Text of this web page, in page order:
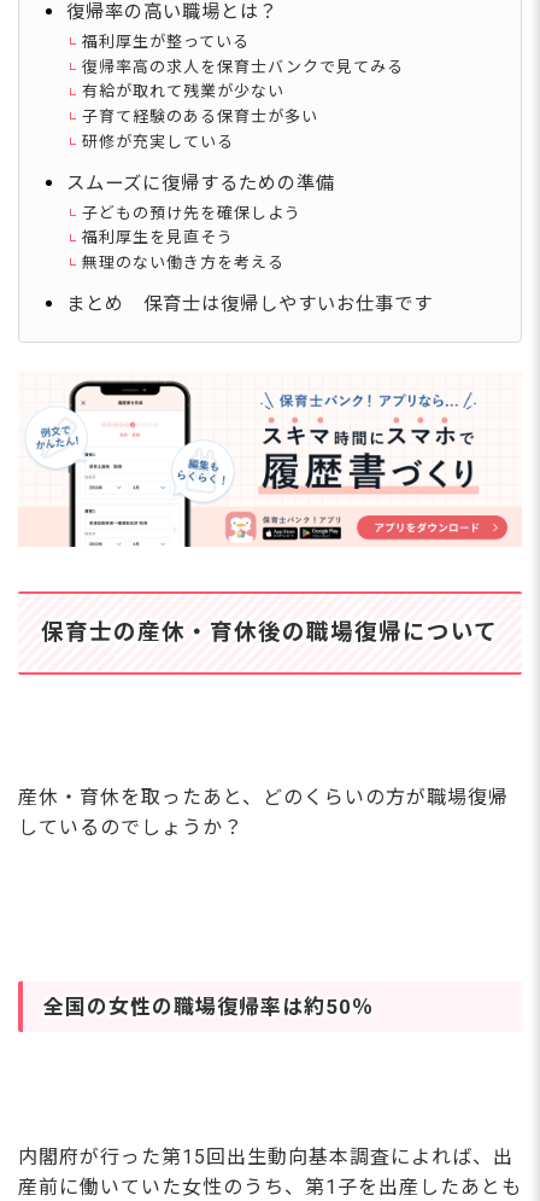
復帰率の高い職場とは？
福利厚生が整っている
復帰率高の求人を保育士バンクで見てみる
有給が取れて残業が少ない
子育て経験のある保育士が多い
研修が充実している
スムーズに復帰するための準備
子どもの預け先を確保しよう
福利厚生を見直そう
無理のない働き方を考える
まとめ 保育士は復帰しやすいお仕事です
保育士の産休・育休後の職場復帰について
産休・育休を取ったあと、どのくらいの方が職場復帰
しているのでしょうか？
全国の女性の職場復帰率は約50％
内閣府が行った第15回出生動向基本調査によれば、出
産前に働いていた女性のうち、第1子を出産したあとも